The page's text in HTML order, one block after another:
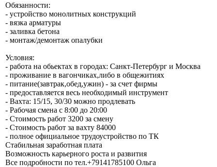
Обязанности:
- устройство монолитных конструкций
- вязка арматуры
- заливка бетона
- монтаж/демонтаж опалубки
Условия:
- работа на обьектах в городах: Санкт-Петербург и Москва
- проживание в вагончиках,либо в общежитиях
- питание(завтрак,обед,ужин) - за счет фирмы
- предоставляется весь необходимый инструмент
- Вахта: 15/15, 30/30 можно продлевать
- Рабочая смена с 8:00 до 20:00
- Стоимость работ 3200 за смену
- Стоимость работ за вахту 84000
- полное официальное трудоустройство по ТК
Стабильная заработная плата
Возможность карьерного роста и развития
Все подробности по тел.+79141785100 Ольга